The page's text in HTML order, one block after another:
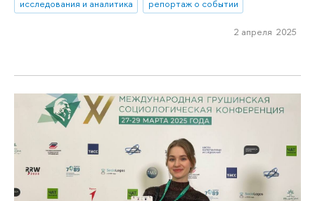
исследования и аналитика репортаж о событии
2 апреля 2025